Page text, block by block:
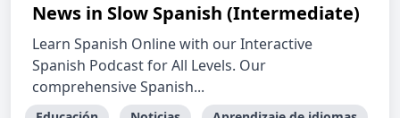
News in Slow Spanish (Intermediate)
Learn Spanish Online with our Interactive
Spanish Podcast for All Levels. Our
comprehensive Spanish...